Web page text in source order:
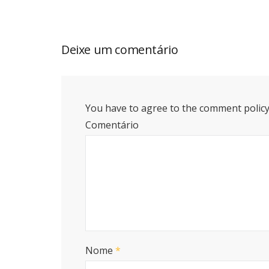
Deixe um comentário
You have to agree to the comment
Comentário
Nome *